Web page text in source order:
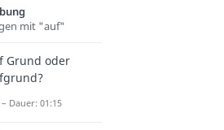
mit "auf"
Grund oder
Dauer: 01:15